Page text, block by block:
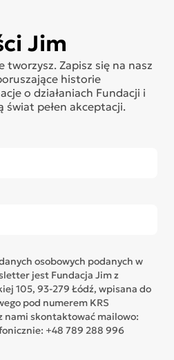
Jim
tworzysz. Zapisz się na nasz
historie
o działaniach Fundacji i
pełen akceptacji.
osobowych podanych w
jest Fundacja Jim z
105, 93-279 Łódź, wpisana do
pod numerem KRS
nami skontaktować mailowo:
+48 789 288 996